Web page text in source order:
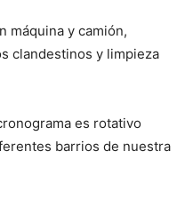
máquina y camión,
clandestinos y limpieza
es rotativo
barrios de nuestra